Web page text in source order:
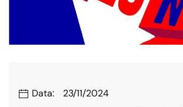
Data:
23/11/2024